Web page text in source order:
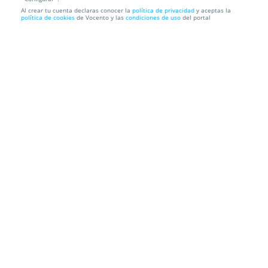
Reloj Lici acabado en oro amarillo de 18K Luxenter
Al crear tu cuenta declaras conocer la política de privacidad y aceptas la
política de cookies de Vocento y las condiciones de uso del portal